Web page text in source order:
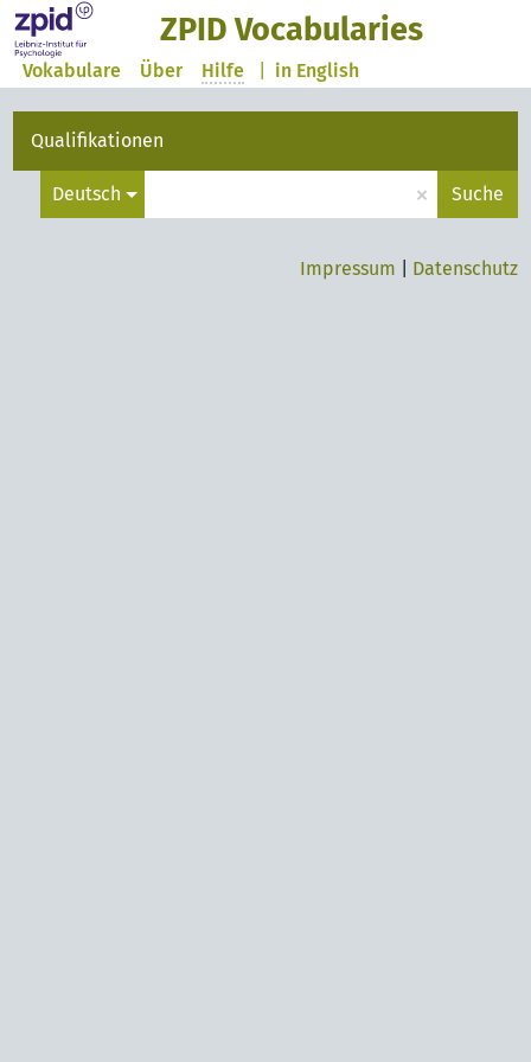
ZPID Vocabularies
in English
Vokabulare Über Hilfe
Qualifikationen
Deutsch × Suche
Impressum Datenschutz